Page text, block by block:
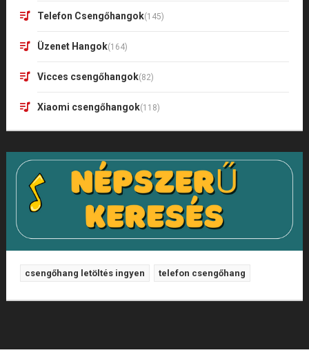
Telefon Csengőhangok(145)
Üzenet Hangok(164)
Vicces csengőhangok(82)
Xiaomi csengőhangok(118)
csengőhang letöltés ingyen telefon csengőhang